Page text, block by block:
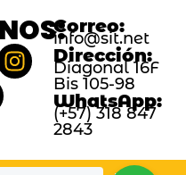
Correo:
info@sit.net
Dirección:
Diagonal 16F
Bis 105-98
WhatsApp:
(+57) 318 847
2843